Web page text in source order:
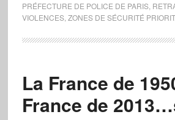
PRÉFECTURE DE POLICE DE PARIS,
VIOLENCES, ZONES DE SÉCURITÉ
La France de
France de